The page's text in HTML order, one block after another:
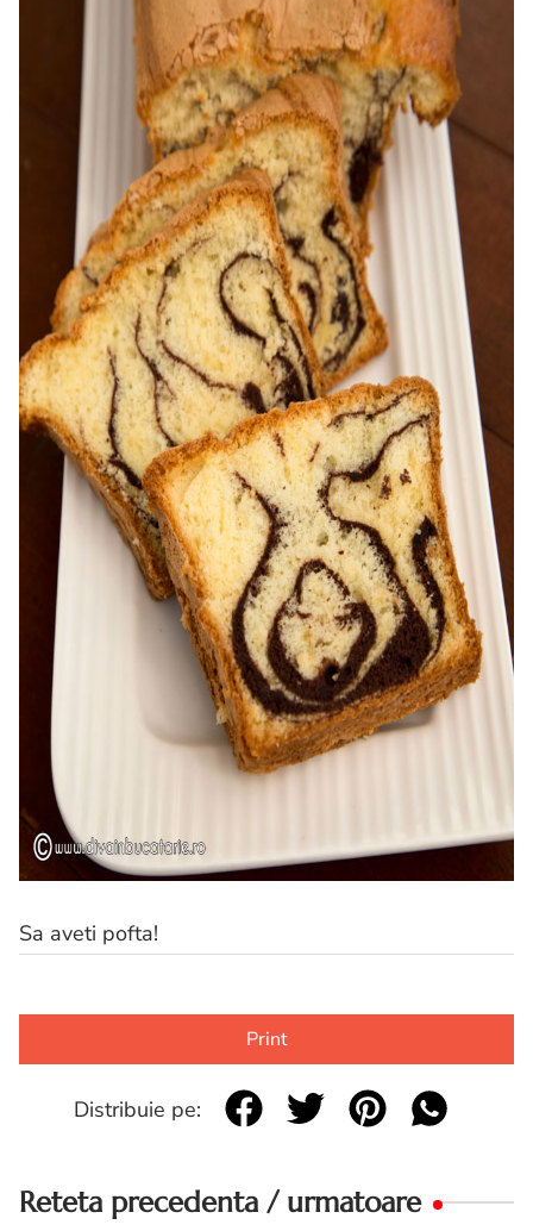
Sa aveti pofta!
Print
Distribuie pe:
Reteta precedenta / urmatoare